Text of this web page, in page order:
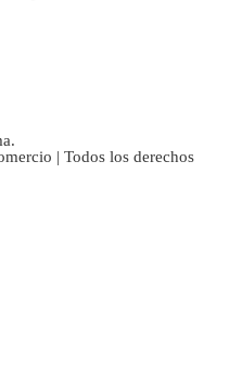
| Todos los derechos